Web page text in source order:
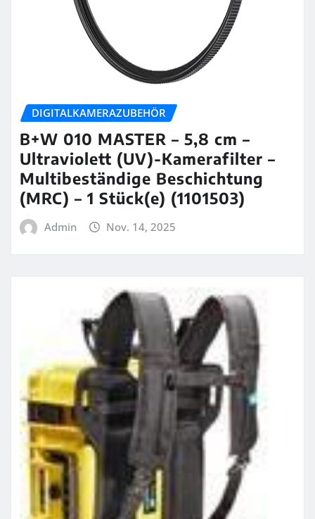
DIGITALKAMERAZUBEHÖR
B+W 010 MASTER – 5,8 cm –
Ultraviolett (UV)-Kamerafilter –
Multibeständige Beschichtung
(MRC) – 1 Stück(e) (1101503)
Admin Nov. 14, 2025